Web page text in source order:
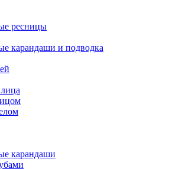
ресницы
карандаши и подводка
карандаши